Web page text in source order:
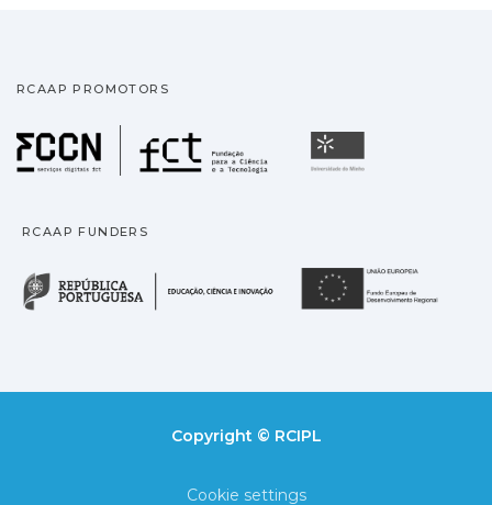
RCAAP PROMOTORS
Fundação para a
RCAAP FUNDERS
República Portuguesa
Copyright © RCIPL
Cookie settings